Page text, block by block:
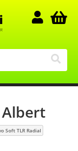
Soft TLR Radial